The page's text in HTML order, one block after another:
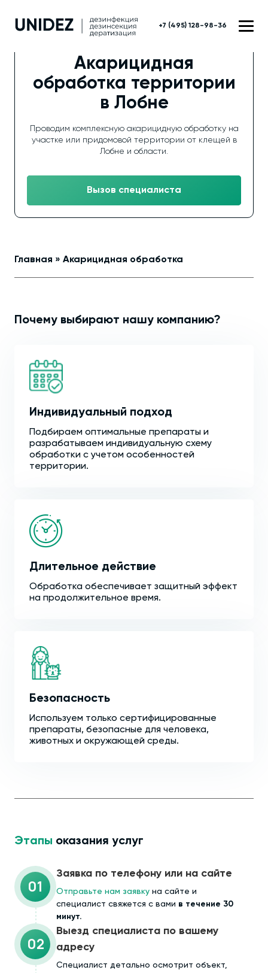
+7 (495) 128-98-36
Акарицидная
обработка территории
в Лобне
Проводим комплексную акарицидную обработку на
участке или придомовой территории от клещей в
Лобне и области.
Вызов специалиста
Главная » Акарицидная обработка
Почему выбирают нашу компанию?
Индивидуальный подход
Подбираем оптимальные препараты и
разрабатываем индивидуальную схему
обработки с учетом особенностей
территории.
Длительное действие
Обработка обеспечивает защитный эффект
на продолжительное время.
Безопасность
Используем только сертифицированные
препараты, безопасные для человека,
животных и окружающей среды.
Этапы оказания услуг
01
Заявка по телефону или на сайте
Отправьте нам заявку на сайте и
специалист свяжется с вами в течение 30
минут.
02
Выезд специалиста по вашему
адресу
Cпециалист детально осмотрит объект,